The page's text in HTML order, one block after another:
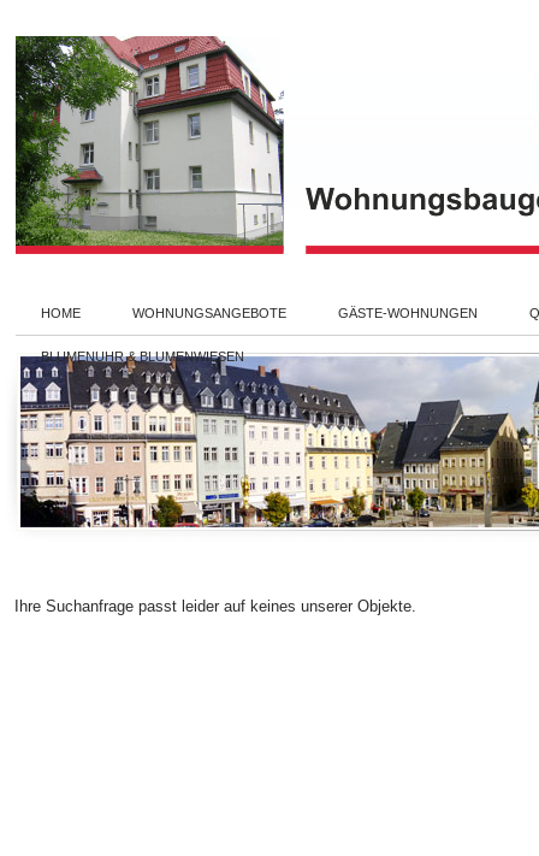
HOME WOHNUNGSANGEBOTE GÄSTE-WOHNUNGEN
BLUMENUHR & BLUMENWIESEN
Ihre Suchanfrage passt leider auf keines unserer Objekte.